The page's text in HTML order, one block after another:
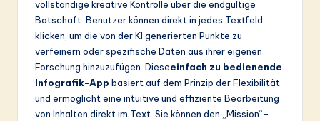
vollständige kreative Kontrolle über die endgültige
Botschaft. Benutzer können direkt in jedes Textfeld
klicken, um die von der KI generierten Punkte zu
verfeinern oder spezifische Daten aus ihrer eigenen
Forschung hinzuzufügen. Dieseeinfach zu bedienende
Infografik-App basiert auf dem Prinzip der Flexibilität
und ermöglicht eine intuitive und effiziente Bearbeitung
von Inhalten direkt im Text. Sie können den „Mission“-